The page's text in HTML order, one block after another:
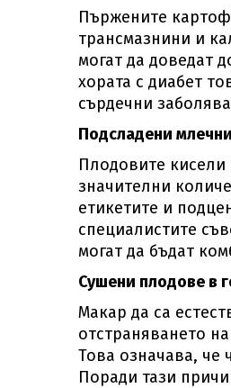
Пържените
трансмазнини и
могат да доведат
хората с диабет
сърдечни
Подсладени
Плодовите кисели
значителни
етикетите и
специалистите
могат да бъдат
Сушени плодове в
Макар да са
отстраняването
Това означава, че
Поради тази